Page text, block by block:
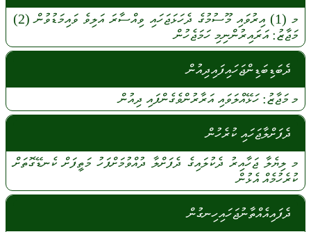
މ (1) އިރުވައިމޫސުމުގެ ދެހަޅަޖަހައި ވިއްސާރައަލިވެވައިމަޑުވުން (2)
މަޖާޒު:އަރައިރުންނިމިހަމަޖެހުން
ދެބަޑިބަޑިންޖަހައިފައިދިއުން
މމަޖާޒު:ހަޅޭއްލަވައިއަރާރުންވެގެންފައި ދިއުން
ދެފަށްލާޖަހައި ކުރެހުން
މ ލިޔެލާޖަހާއިރު ދެކުލައިގެ ދެފަށްލާ ދުއްވުމަށްފަހުމަތީފަށްކެނޑޭގޮތަށް
ކުރެހުމެއްއެޅުން
ދެފައިއެއްތާނުޖަހައިހިނގުން